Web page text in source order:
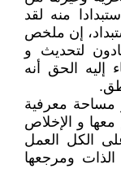
منه لقد
إن ملخص
لتحديث و
إليه الحق أنه
مساحة معرفية
معها و الإخلاص
الكل العمل
ومرجعها